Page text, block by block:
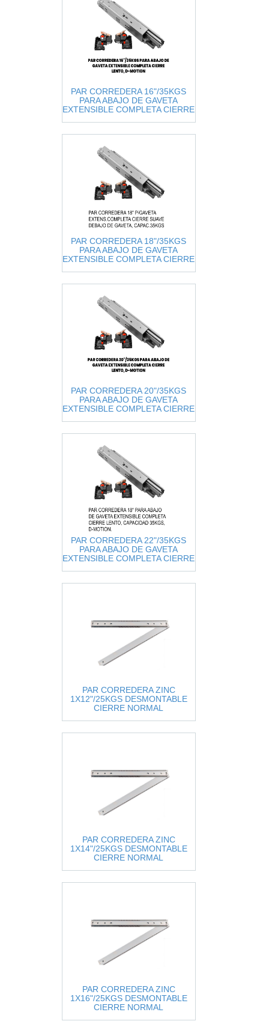
PAR CORREDERA 16"/35KGS
PARA ABAJO DE GAVETA
EXTENSIBLE COMPLETA CIERRE
PAR CORREDERA 18"/35KGS
PARA ABAJO DE GAVETA
EXTENSIBLE COMPLETA CIERRE
PAR CORREDERA 20"/35KGS
PARA ABAJO DE GAVETA
EXTENSIBLE COMPLETA CIERRE
PAR CORREDERA 22"/35KGS
PARA ABAJO DE GAVETA
EXTENSIBLE COMPLETA CIERRE
PAR CORREDERA ZINC
1X12"/25KGS DESMONTABLE
CIERRE NORMAL
PAR CORREDERA ZINC
1X14"/25KGS DESMONTABLE
CIERRE NORMAL
PAR CORREDERA ZINC
1X16"/25KGS DESMONTABLE
CIERRE NORMAL